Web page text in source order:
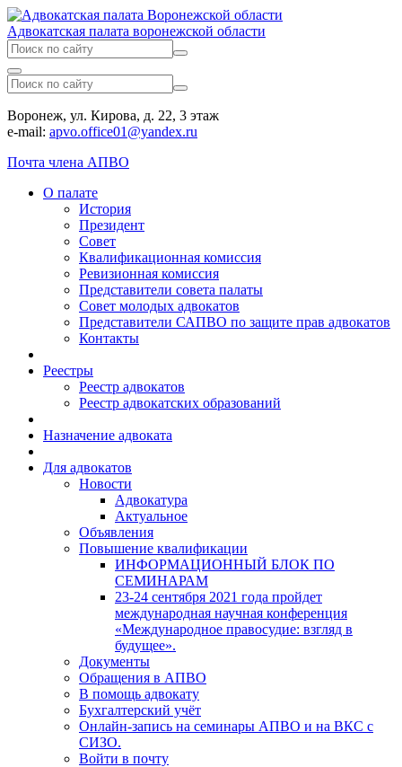
Адвокатская палата воронежской области
Воронеж, ул. Кирова, д. 22, 3 этаж
e-mail: apvo.office01@yandex.ru
Почта члена АПВО
О палате
История
Президент
Совет
Квалификационная комиссия
Ревизионная комиссия
Представители совета палаты
Совет молодых адвокатов
Представители САПВО по защите прав адвокатов
Контакты
Реестры
Реестр адвокатов
Реестр адвокатских образований
Назначение адвоката
Для адвокатов
Новости
Адвокатура
Актуальное
Объявления
Повышение квалификации
ИНФОРМАЦИОННЫЙ БЛОК ПО
СЕМИНАРАМ
23-24 сентября 2021 года пройдет
международная научная конференция
«Международное правосудие: взгляд в
будущее».
Документы
Обращения в АПВО
В помощь адвокату
Бухгалтерский учёт
Онлайн-запись на семинары АПВО и на ВКС с
СИЗО.
Войти в почту